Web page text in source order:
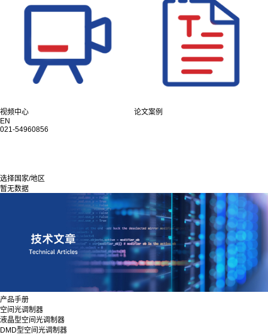
视频中心
论文案例
EN
021-54960856
选择国家/地区
暂无数据
产品手册
空间光调制器
液晶型空间光调制器
DMD型空间光调制器